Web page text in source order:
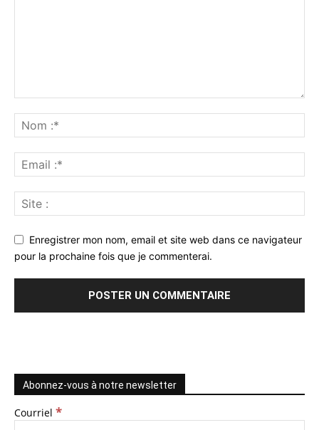
Enregistrer mon nom, email et site web dans ce navigateur
pour la prochaine fois que je commenterai.
Abonnez-vous à notre newsletter
Courriel *